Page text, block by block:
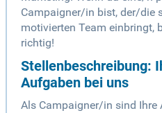
Campaigner/in bist, der/die
motivierten Team einbringt,
richtig!
Stellenbeschreibung:
Aufgaben bei uns
Als Campaigner/in sind